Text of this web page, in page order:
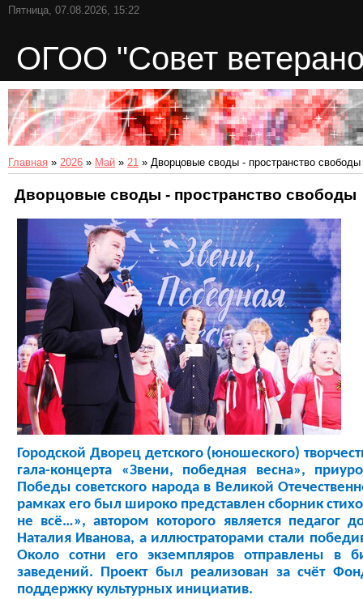
Пятница, 07.08.2026, 15:22
ОГОО "Совет
Главная » 2026 » Май » 21 » Дворцовые своды - пространство свободы
Дворцовые своды - пространство свободы
Городской Дворец детского (юношеского)
гала-концерта «Звени, победная весна»,
Победы советского народа в Великой
рамках его был широко представлен сборник
не всё…», автором которого является педагог
Наталия Иванова, а иллюстраторами стали
Около сотни его экземпляров отправлены в
заведений. Проект был реализован за счёт
поддержку культурных инициатив.